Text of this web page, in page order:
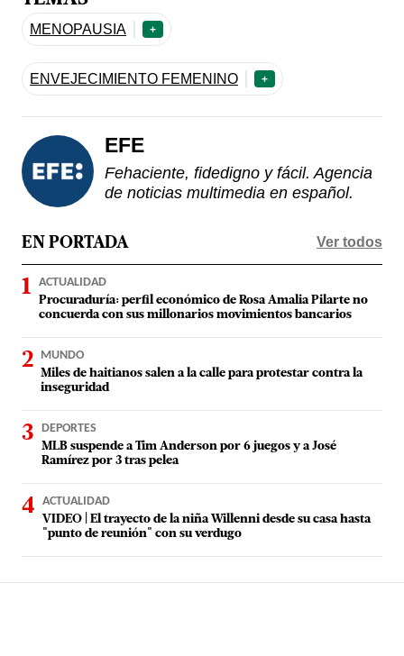
MENOPAUSIA +
ENVEJECIMIENTO FEMENINO +
EFE
Fehaciente, fidedigno y fácil. Agencia
de noticias multimedia en español.
EN PORTADA Ver todos
ACTUALIDAD
Procuraduría: perfil económico de Rosa Amalia Pilarte no
concuerda con sus millonarios movimientos bancarios
MUNDO
Miles de haitianos salen a la calle para protestar contra la
inseguridad
DEPORTES
MLB suspende a Tim Anderson por 6 juegos y a José
Ramírez por 3 tras pelea
ACTUALIDAD
VIDEO | El trayecto de la niña Willenni desde su casa hasta
"punto de reunión" con su verdugo